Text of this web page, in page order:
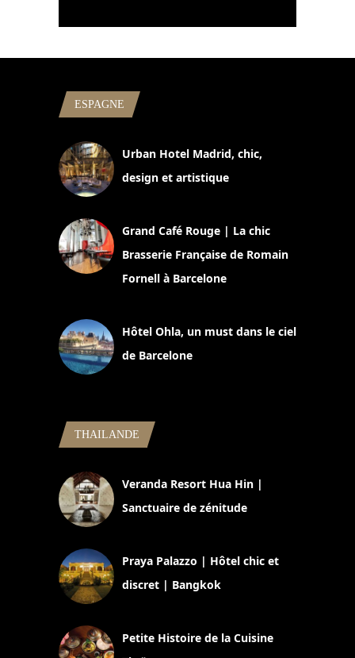
ESPAGNE
Urban Hotel Madrid, chic,
design et artistique
Grand Café Rouge | La chic
Brasserie Française de Romain
Fornell à Barcelone
Hôtel Ohla, un must dans le ciel
de Barcelone
THAILANDE
Veranda Resort Hua Hin |
Sanctuaire de zénitude
Praya Palazzo | Hôtel chic et
discret | Bangkok
Petite Histoire de la Cuisine